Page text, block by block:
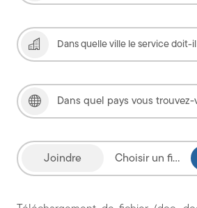
Choisir un fichier